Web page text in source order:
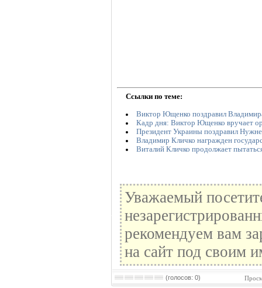
Ссылки по теме:
Виктор Ющенко поздравил
Кадр дня: Виктор Ющенко вручает
Президент Украины поздравил
Владимир Кличко награжден
Виталий Кличко продолжает
Уважаемый
рекомендуем вам
на сайт под своим
(голосов: 0)